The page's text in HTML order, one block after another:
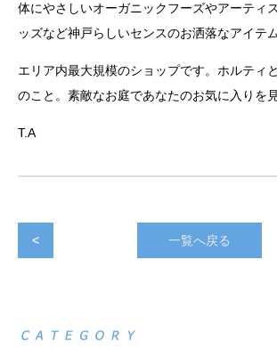
体にやさしいオーガニックフーズやアーティ
ッズなど神戸らしいセンスのお洒落なアイテ
エリア内最大規模のショップです。ホルティ
のこと。素敵なお庭であなたのお気に入りを
T.A
< 一覧へ戻る